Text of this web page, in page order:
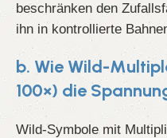
beschränken den
ihn in kontrollierte
b. Wie Wild-
100×) die
Wild-Symbole mit